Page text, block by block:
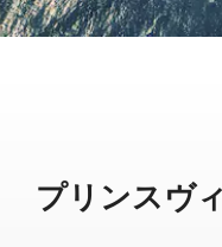
プリンスヴ